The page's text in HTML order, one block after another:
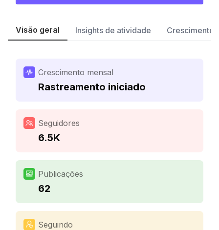
Visão geral Insights de atividade Crescimento
Crescimento mensal
Rastreamento iniciado
Seguidores
6.5K
Publicações
62
Seguindo